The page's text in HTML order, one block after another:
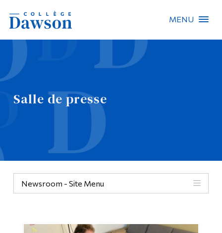
MENU
Salle de presse
Newsroom - Site Menu
Recherche sur le site
Recherche de personnes
EN
Omnivox
Liens rapides